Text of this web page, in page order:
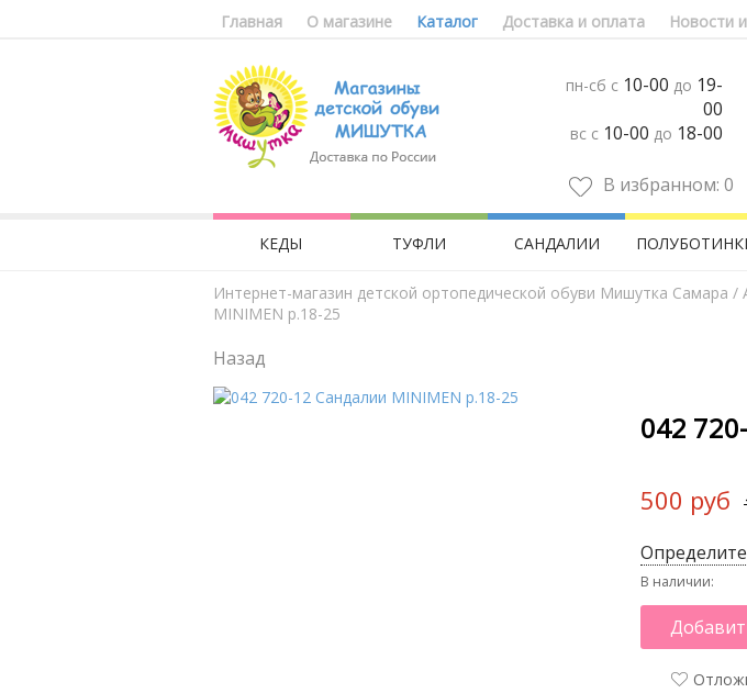
Главная О магазине Каталог Доставка и оплата Новости
пн-сб с 10-00 до 19-
00
вс с 10-00 до 18-00
В избранном: 0
КЕДЫ ТУФЛИ САНДАЛИИ
Интернет-магазин детской ортопедической обуви Мишутка Самара /
MINIMEN р.18-25
Назад
042
500 руб
В наличии: